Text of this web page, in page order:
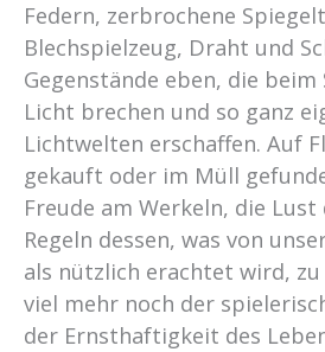
Federn, zerbrochene
Blechspielzeug, Draht und
Gegenstände eben, die beim
Licht brechen und so ganz
Lichtwelten erschaffen. Auf
gekauft oder im Müll
Freude am Werkeln, die
Regeln dessen, was von
als nützlich erachtet wird,
viel mehr noch der
der Ernsthaftigkeit des